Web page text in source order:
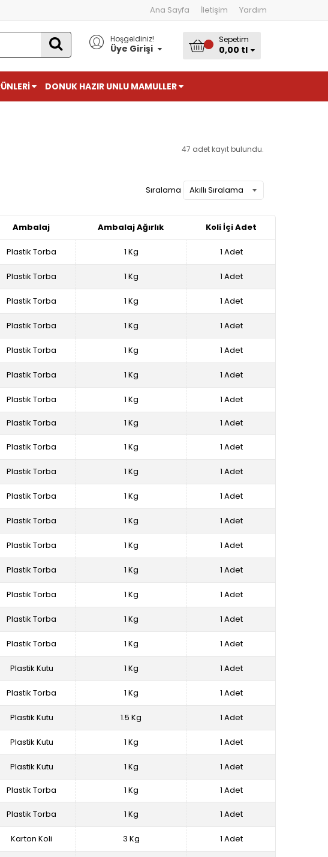
Ana Sayfa İletişim Yardım
Sepetim
0,00 tl
Hoşgeldiniz!
Üye Girişi
DONUK HAZIR UNLU MAMULLER
47 adet kayıt bulundu.
Sıralama
Ambalaj Ambalaj Ağırlık Koli İçi Adet
Plastik Torba 1 Kg 1 Adet
Plastik Torba 1 Kg 1 Adet
Plastik Torba 1 Kg 1 Adet
Plastik Torba 1 Kg 1 Adet
Plastik Torba 1 Kg 1 Adet
Plastik Torba 1 Kg 1 Adet
Plastik Torba 1 Kg 1 Adet
Plastik Torba 1 Kg 1 Adet
Plastik Torba 1 Kg 1 Adet
Plastik Torba 1 Kg 1 Adet
Plastik Torba 1 Kg 1 Adet
Plastik Torba 1 Kg 1 Adet
Plastik Torba 1 Kg 1 Adet
Plastik Torba 1 Kg 1 Adet
Plastik Torba 1 Kg 1 Adet
Plastik Torba 1 Kg 1 Adet
Plastik Torba 1 Kg 1 Adet
Plastik Kutu 1 Kg 1 Adet
Plastik Torba 1 Kg 1 Adet
Plastik Kutu 1.5 Kg 1 Adet
Plastik Kutu 1 Kg 1 Adet
Plastik Kutu 1 Kg 1 Adet
Plastik Torba 1 Kg 1 Adet
Plastik Torba 1 Kg 1 Adet
Karton Koli 3 Kg 1 Adet